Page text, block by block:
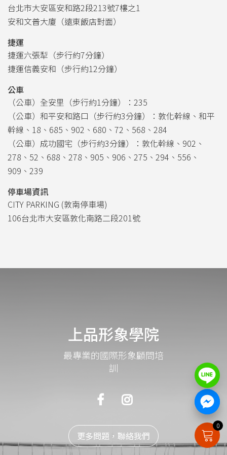
0
台北市大安區安和路2段213號7樓之1
安和文普大廈（遠東飯店對面）
捷運
捷運六張犁（步行約7分鐘）
捷運信義安和（步行約12分鐘）
公車
（公車）全安里（步行約1分鐘）：235
（公車）和平安和路口（步行約3分鐘）：敦化幹線、和平
幹線、18、685、902、680、72、568、284
（公車）成功國宅（步行約3分鐘）：敦化幹線、902、
278、52、688、278、905、906、275、294、556、
909、239
停車場資訊
CITY PARKING (敦南停車場)
106台北市大安區敦化南路二段201號
上品形象學院
最專業的國際形象顧問培
訓
更多問題，聯絡我們